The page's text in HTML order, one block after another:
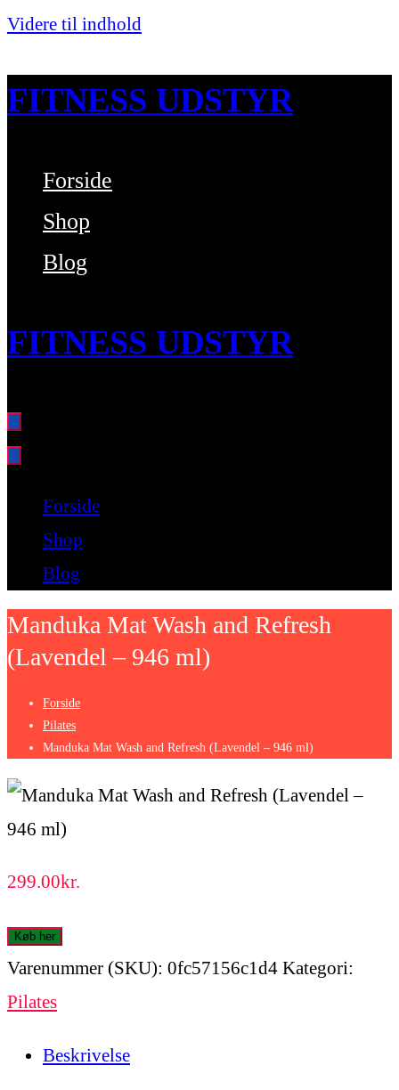
Videre til indhold
FITNESS UDSTYR
Bare endnu et fitness websted
Forside
Shop
Blog
FITNESS UDSTYR
Bare endnu et fitness websted
Forside
Shop
Blog
Manduka Mat Wash and Refresh
(Lavendel – 946 ml)
Forside
Pilates
Manduka Mat Wash and Refresh (Lavendel – 946 ml)
299.00kr.
Køb her
Varenummer (SKU): 0fc57156c1d4 Kategori:
Pilates
Beskrivelse